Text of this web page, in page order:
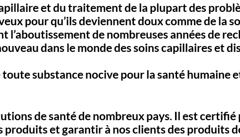
et du traitement de la plupart des
pour qu’ils deviennent doux comme de la
l’aboutissement de nombreuses années de
dans le monde des soins capillaires et
substance nocive pour la santé humaine
de santé de nombreux pays. Il est
et garantir à nos clients des produits